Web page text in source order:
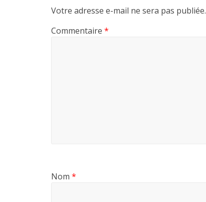
Votre adresse e-mail ne sera pas publiée.
Commentaire *
Nom *